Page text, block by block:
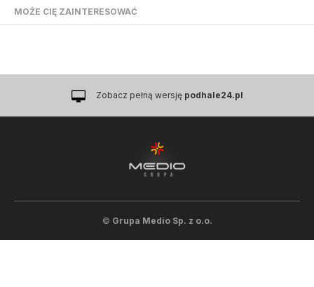
MOŻE CIĘ ZAINTERESOWAĆ
Zobacz pełną wersję podhale24.pl
© Grupa Medio Sp. z o.o.